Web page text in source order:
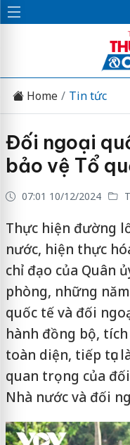
Home Tin tức
Đối ngoại
bảo vệ Tổ
07:01 10/12/2024
Thực hiện đường
nước, hiện thực
chỉ đạo của Quân
phòng, những
quốc tế và đối
hành đồng bộ,
toàn diện, tiếp tục
quan trọng của
Nhà nước và đối